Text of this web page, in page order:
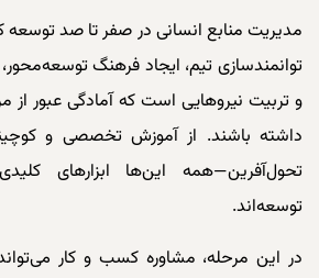
مدیریت منابع انسانی در صفر تا صد
توانمندسازی تیم، ایجاد فرهنگ توسعه‌محور،
و تربیت نیروهایی است که آمادگی عبور از
داشته باشند. از آموزش تخصصی و
تحول‌آفرین—همه این‌ها ابزارهای
توسعه‌اند.
در این مرحله، مشاوره کسب و کار